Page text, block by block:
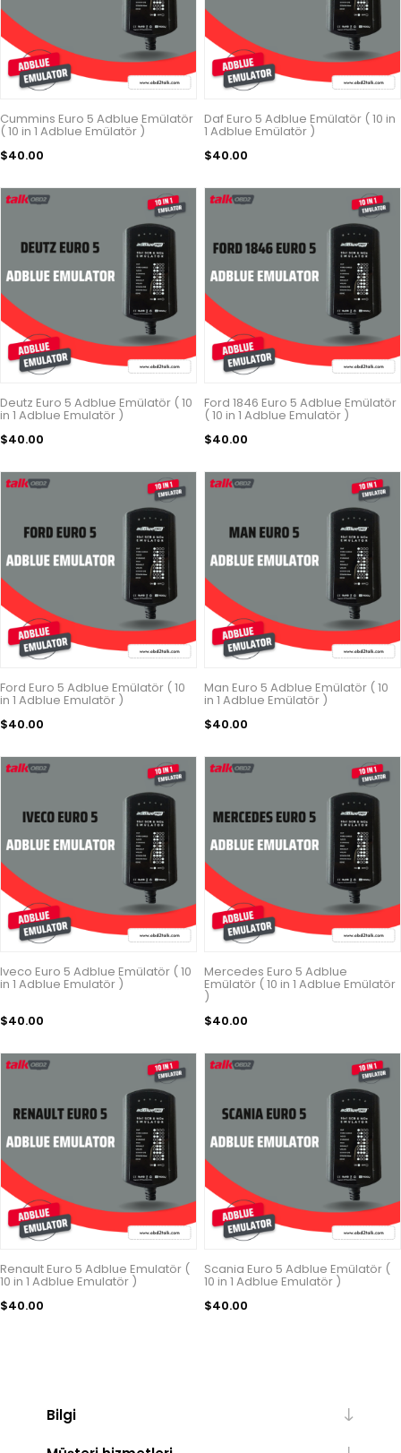
Cummins Euro 5 Adblue Emülatör
( 10 in 1 Adblue Emülatör )
$40.00
Daf Euro 5 Adblue Emülatör ( 10 in
1 Adblue Emülatör )
$40.00
Deutz Euro 5 Adblue Emülatör ( 10
in 1 Adblue Emulatör )
$40.00
Ford 1846 Euro 5 Adblue Emülatör
( 10 in 1 Adblue Emulatör )
$40.00
Ford Euro 5 Adblue Emülatör ( 10
in 1 Adblue Emulatör )
$40.00
Man Euro 5 Adblue Emülatör ( 10
in 1 Adblue Emülatör )
$40.00
Iveco Euro 5 Adblue Emülatör ( 10
in 1 Adblue Emulatör )
$40.00
Mercedes Euro 5 Adblue
Emülatör ( 10 in 1 Adblue Emülatör
)
$40.00
Renault Euro 5 Adblue Emulatör (
10 in 1 Adblue Emulatör )
$40.00
Scania Euro 5 Adblue Emülatör (
10 in 1 Adblue Emulatör )
$40.00
Bilgi